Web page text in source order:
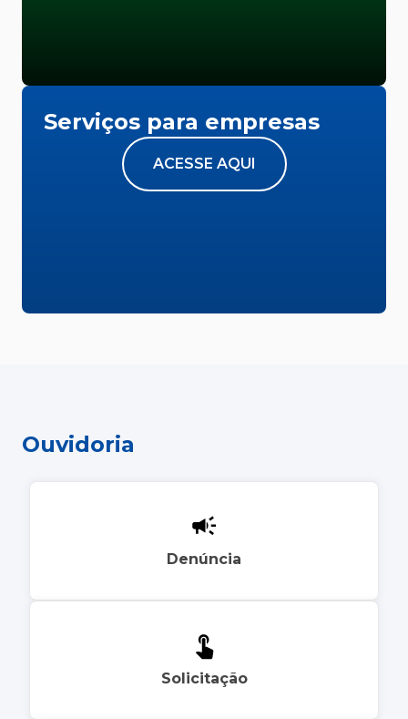
Serviços para empresas
ACESSE AQUI
Ouvidoria
Denúncia
Solicitação